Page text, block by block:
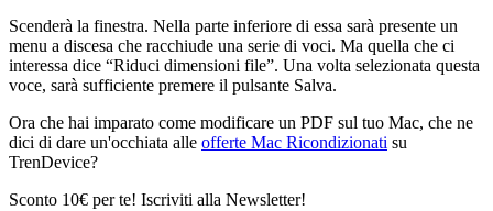
Scenderà la finestra. Nella parte inferiore di essa sarà presente un
menu a discesa che racchiude una serie di voci. Ma quella che ci
interessa dice “Riduci dimensioni file”. Una volta selezionata questa
voce, sarà sufficiente premere il pulsante Salva.
Ora che hai imparato come modificare un PDF sul tuo Mac, che ne
dici di dare un'occhiata alle offerte Mac Ricondizionati su
TrenDevice?
Sconto 10€ per te! Iscriviti alla Newsletter!